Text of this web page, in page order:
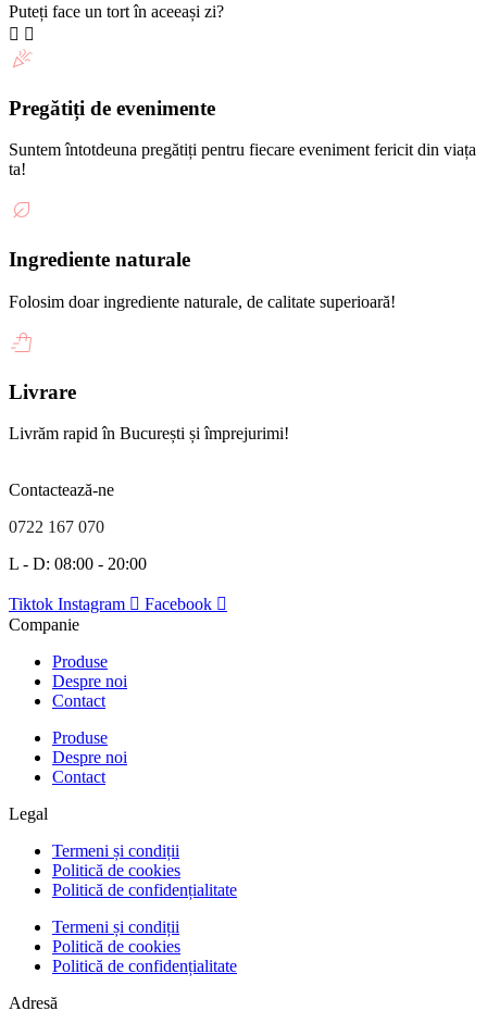
Puteți face un tort în aceeași zi?
Pregătiți de evenimente
Suntem întotdeuna pregătiți pentru fiecare eveniment fericit din viața
ta!
Ingrediente naturale
Folosim doar ingrediente naturale, de calitate superioară!
Livrare
Livrăm rapid în București și împrejurimi!
Contactează-ne
0722 167 070
L - D: 08:00 - 20:00
Tiktok Instagram
Facebook
Companie
Produse
Despre noi
Contact
Produse
Despre noi
Contact
Legal
Termeni și condiții
Politică de cookies
Politică de confidențialitate
Termeni și condiții
Politică de cookies
Politică de confidențialitate
Adresă